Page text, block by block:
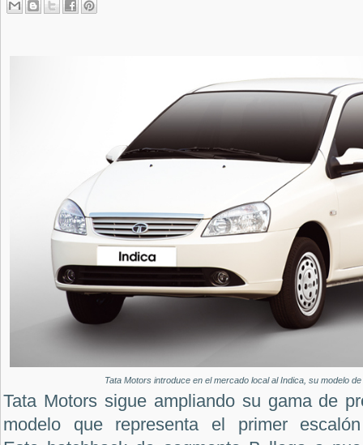
Tata Motors introduce en el mercado local al Indica, su modelo
Tata Motors sigue ampliando su gama de
modelo que representa el primer